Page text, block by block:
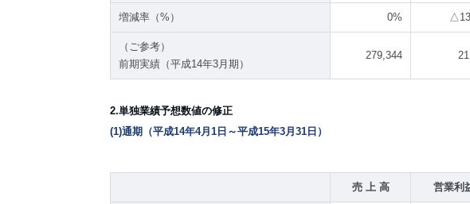
増減率（%） 0%
（ご参考）
前期実績（平成14年3月期）
279,344
2.単独業績予想数値の修正
(1)通期（平成14年4月1日～平成15年3月31日）
売 上 高 営業利